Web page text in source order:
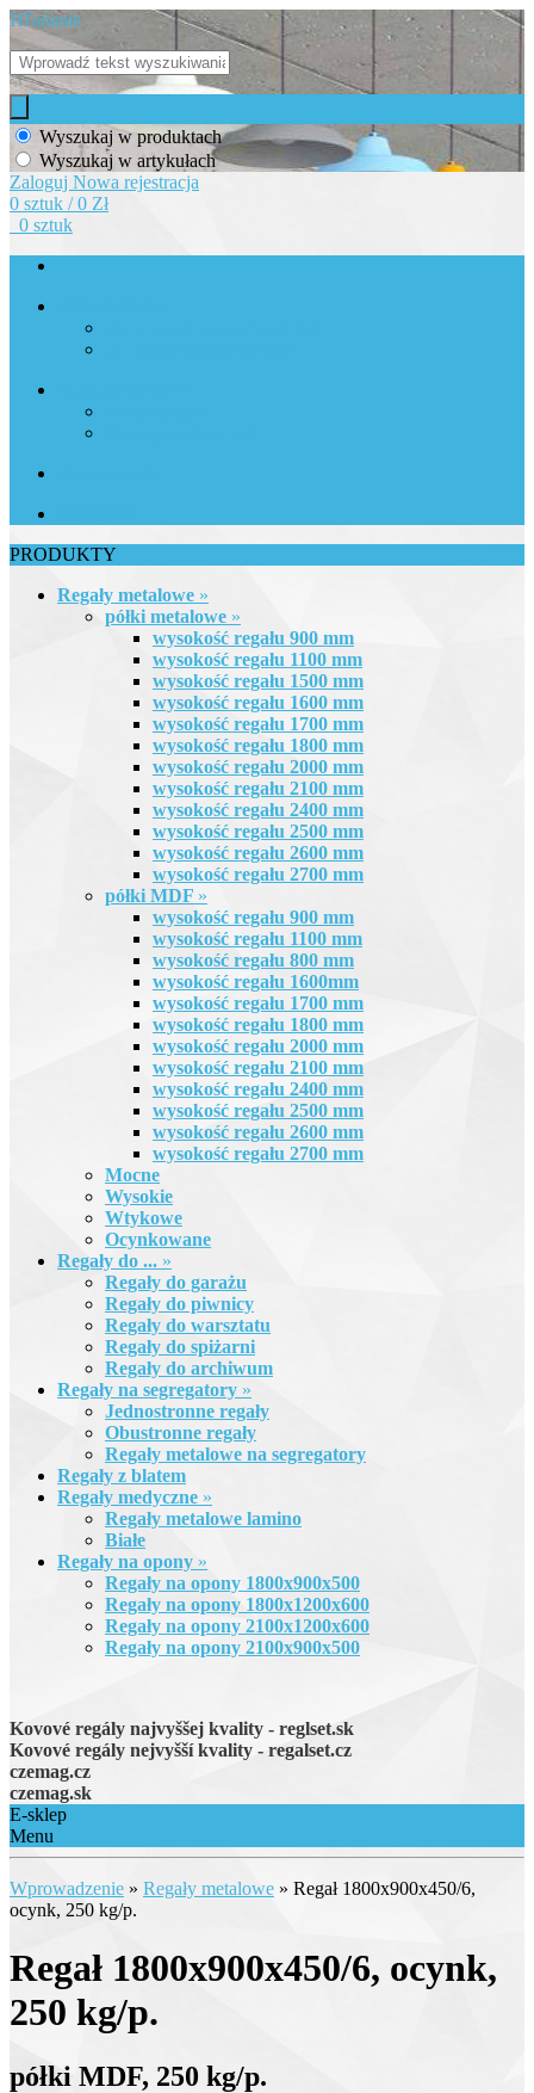
Hľadanie
Wyszukaj w produktach
Wyszukaj w artykułach
Zaloguj Nowa rejestracja
0 sztuk / 0 Zł
0 sztuk
PRODUKTY
Regały metalowe »
półki metalowe »
wysokość regału 900 mm
wysokość regału 1100 mm
wysokość regału 1500 mm
wysokość regału 1600 mm
wysokość regału 1700 mm
wysokość regału 1800 mm
wysokość regału 2000 mm
wysokość regału 2100 mm
wysokość regału 2400 mm
wysokość regału 2500 mm
wysokość regału 2600 mm
wysokość regału 2700 mm
półki MDF »
wysokość regału 900 mm
wysokość regału 1100 mm
wysokość regału 800 mm
wysokość regału 1600mm
wysokość regału 1700 mm
wysokość regału 1800 mm
wysokość regału 2000 mm
wysokość regału 2100 mm
wysokość regału 2400 mm
wysokość regału 2500 mm
wysokość regału 2600 mm
wysokość regału 2700 mm
Mocne
Wysokie
Wtykowe
Ocynkowane
Regały do ... »
Regały do garażu
Regały do piwnicy
Regały do warsztatu
Regały do spiżarni
Regały do archiwum
Regały na segregatory »
Jednostronne regały
Obustronne regały
Regały metalowe na segregatory
Regały z blatem
Regały medyczne »
Regały metalowe lamino
Białe
Regały na opony »
Regały na opony 1800x900x500
Regały na opony 1800x1200x600
Regały na opony 2100x1200x600
Regały na opony 2100x900x500
Kovové regály najvyššej kvality - reglset.sk
Kovové regály nejvyšší kvality - regalset.cz
czemag.cz
czemag.sk
E-sklep
Menu
Wprowadzenie » Regały metalowe » Regał 1800x900x450/6,
ocynk, 250 kg/p.
Regał 1800x900x450/6, ocynk,
250 kg/p.
półki MDF, 250 kg/p.